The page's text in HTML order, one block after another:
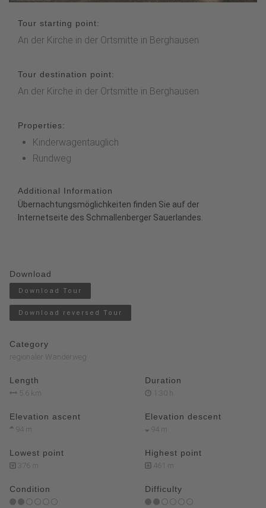
Tour starting point:
An der Kirche in der Ortsmitte in Berghausen
Tour destination point:
An der Kirche in der Ortsmitte in Berghausen
Properties:
Kinderwagentauglich
Rundweg
Additional Information
Übernachtungsmöglichkeiten finden Sie auf der
Internetseite des Schmallenberger Sauerlandes
Download
Download Tour
Download reversed Tour
Category
regionaler Wanderweg
Length
5.6 km
Duration
1:30 h
Elevation ascent
94 m
Elevation descent
94 m
Lowest point
376 m
Highest point
461 m
Condition Difficulty